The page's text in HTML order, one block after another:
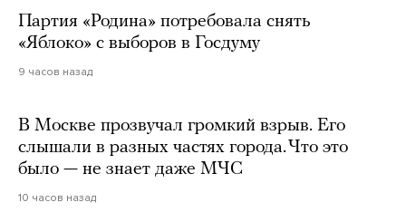
Партия «Родина» потребовала снять
«Яблоко» с выборов в Госдуму
9 часов назад
В Москве прозвучал громкий взрыв. Его
слышали в разных частях города. Что это
было — не знает даже МЧС
10 часов назад